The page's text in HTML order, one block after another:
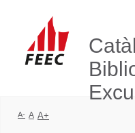
A- A A+